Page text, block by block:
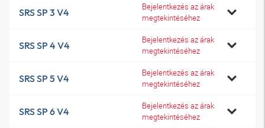
SRS SP 3 V4
Bejelentkezés az árak
megtekintéséhez
SRS SP 4 V4
Bejelentkezés az árak
megtekintéséhez
SRS SP 5 V4
Bejelentkezés az árak
megtekintéséhez
SRS SP 6 V4
Bejelentkezés az árak
megtekintéséhez